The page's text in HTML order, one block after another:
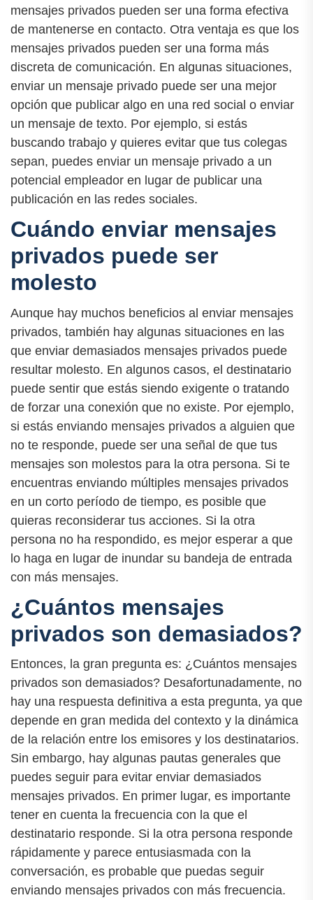
mensajes privados pueden ser una forma efectiva
de mantenerse en contacto. Otra ventaja es que los
mensajes privados pueden ser una forma más
discreta de comunicación. En algunas situaciones,
enviar un mensaje privado puede ser una mejor
opción que publicar algo en una red social o enviar
un mensaje de texto. Por ejemplo, si estás
buscando trabajo y quieres evitar que tus colegas
sepan, puedes enviar un mensaje privado a un
potencial empleador en lugar de publicar una
publicación en las redes sociales.
Cuándo enviar mensajes
privados puede ser
molesto
Aunque hay muchos beneficios al enviar mensajes
privados, también hay algunas situaciones en las
que enviar demasiados mensajes privados puede
resultar molesto. En algunos casos, el destinatario
puede sentir que estás siendo exigente o tratando
de forzar una conexión que no existe. Por ejemplo,
si estás enviando mensajes privados a alguien que
no te responde, puede ser una señal de que tus
mensajes son molestos para la otra persona. Si te
encuentras enviando múltiples mensajes privados
en un corto período de tiempo, es posible que
quieras reconsiderar tus acciones. Si la otra
persona no ha respondido, es mejor esperar a que
lo haga en lugar de inundar su bandeja de entrada
con más mensajes.
¿Cuántos mensajes
privados son demasiados?
Entonces, la gran pregunta es: ¿Cuántos mensajes
privados son demasiados? Desafortunadamente, no
hay una respuesta definitiva a esta pregunta, ya que
depende en gran medida del contexto y la dinámica
de la relación entre los emisores y los destinatarios.
Sin embargo, hay algunas pautas generales que
puedes seguir para evitar enviar demasiados
mensajes privados. En primer lugar, es importante
tener en cuenta la frecuencia con la que el
destinatario responde. Si la otra persona responde
rápidamente y parece entusiasmada con la
conversación, es probable que puedas seguir
enviando mensajes privados con más frecuencia.